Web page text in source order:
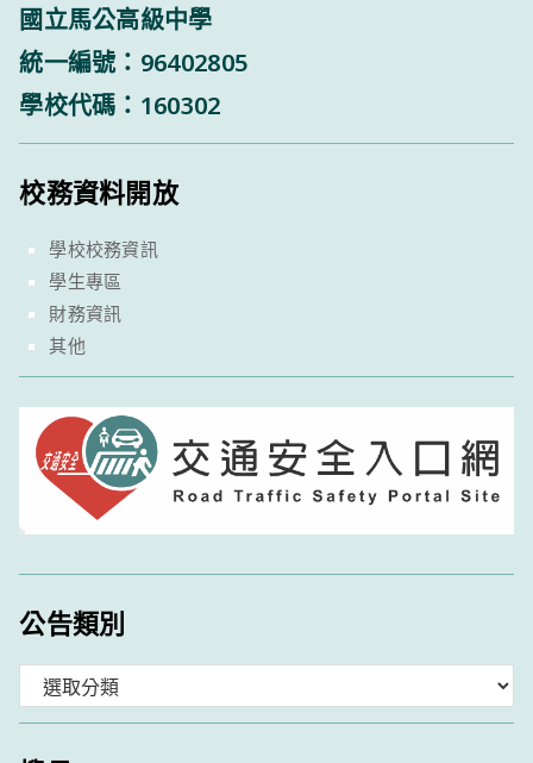
國立馬公高級中學
統一編號：96402805
學校代碼：160302
校務資料開放
學校校務資訊
學生專區
財務資訊
其他
公告類別
類